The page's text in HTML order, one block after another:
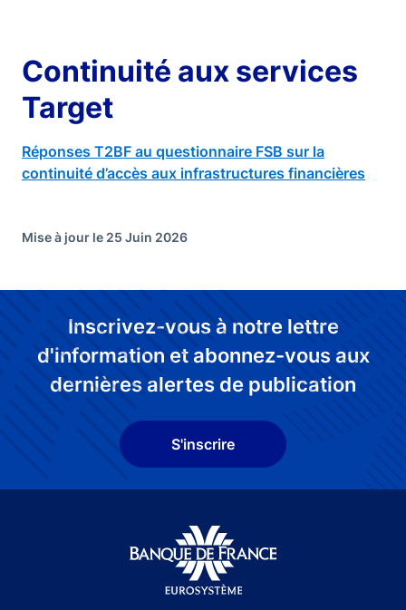
Continuité aux services
Target
Réponses T2BF au questionnaire FSB sur la
continuité d’accès aux infrastructures financières
Mise à jour le 25 Juin 2026
Inscrivez-vous à notre lettre
d'information et abonnez-vous aux
dernières alertes de publication
S'inscrire